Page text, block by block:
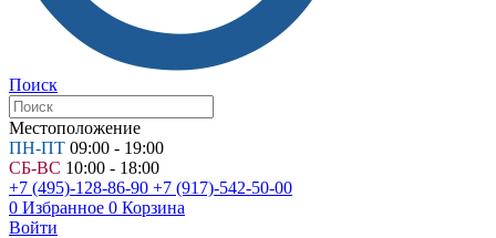
Поиск
Местоположение
ПН-ПТ 09:00 - 19:00
СБ-ВС 10:00 - 18:00
+7 (495)-128-86-90 +7 (917)-542-50-00
0 Избранное 0 Корзина
Войти